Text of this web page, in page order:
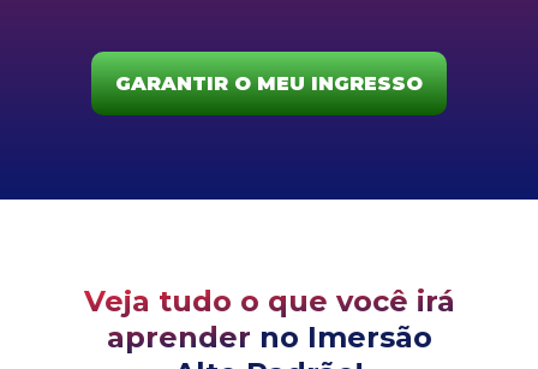
GARANTIR O MEU INGRESSO
Veja tudo o que você irá
aprender no Imersão